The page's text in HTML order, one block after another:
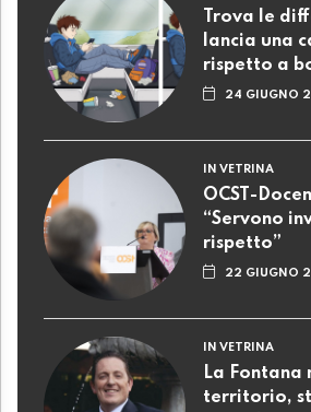
Trova le
lancia una
rispetto a
24 GIUGNO
IN VETRINA
OCST-
“Servono
rispetto”
22 GIUGNO
IN VETRINA
La Fontana
territorio,